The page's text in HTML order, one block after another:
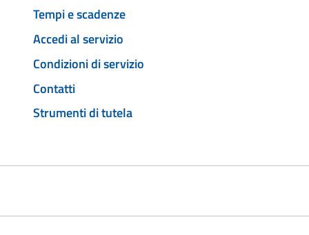
Tempi e scadenze
Accedi al servizio
Condizioni di servizio
Contatti
Strumenti di tutela